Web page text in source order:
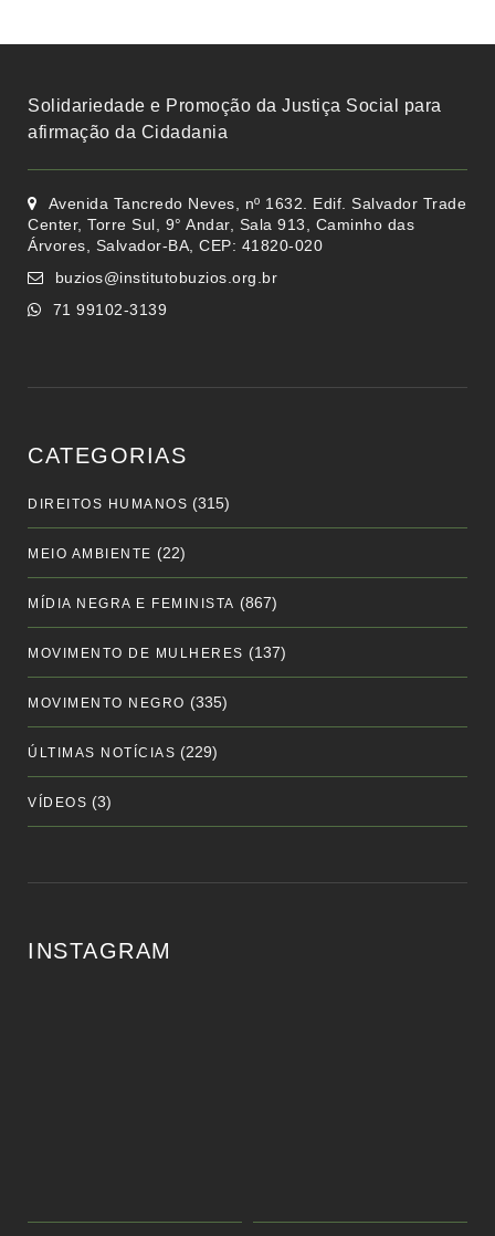
Solidariedade e Promoção da Justiça Social para
afirmação da Cidadania
Avenida Tancredo Neves, nº 1632. Edif. Salvador Trade
Center, Torre Sul, 9° Andar, Sala 913, Caminho das
Árvores, Salvador-BA, CEP: 41820-020
buzios@institutobuzios.org.br
71 99102-3139
CATEGORIAS
DIREITOS HUMANOS (315)
MEIO AMBIENTE (22)
MÍDIA NEGRA E FEMINISTA (867)
MOVIMENTO DE MULHERES (137)
MOVIMENTO NEGRO (335)
ÚLTIMAS NOTÍCIAS (229)
VÍDEOS (3)
INSTAGRAM